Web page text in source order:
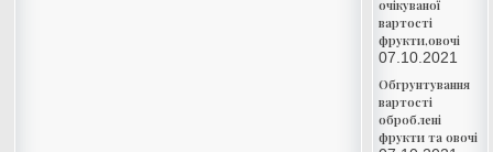
очікуваної
вартості
фрукти,овочі
07.10.2021
Обгрунтування
вартості
оброблені
фрукти та овочі